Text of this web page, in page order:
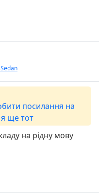
посилання на
я ще тот
на рідну мову